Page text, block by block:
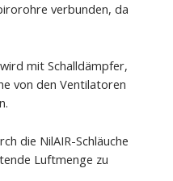
verbunden, da
mit Schalldämpfer,
von den Ventilatoren
die NilAIR-Schläuche
Luftmenge zu